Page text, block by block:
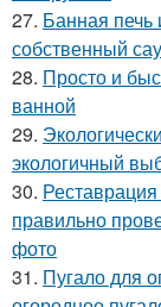
27. Банная печь
собственный
28. Просто и
ванной
29.
экологичный
30.
правильно
фото
31. Пугало для